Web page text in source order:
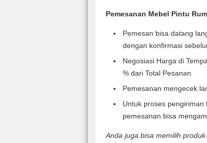
Pemesanan Mebel Pintu
Pemesan bisa datang
dengan konfirmasi
Negosiasi Harga di
% dari Total Pesanan
Pemesanan mengecek
Untuk proses
pemesanan bisa
Anda juga bisa memilih